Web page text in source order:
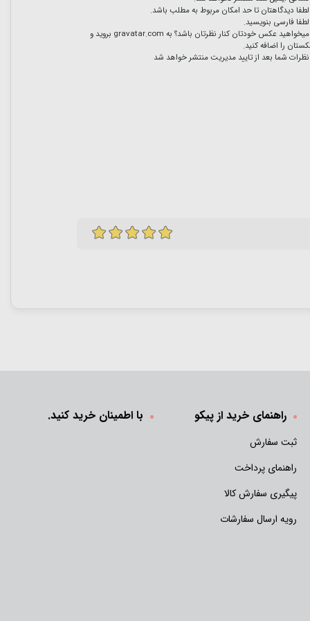
دیدگاهتان تا حد امکان مربوط به مطلب باشد.
فارسی بنویسید.
عکس خودتان کنار نظرتان باشد؟ به gravatar.com بروید و
را اضافه کنید.
شما بعد از تایید مدیریت منتشر خواهد شد
راهنمای خرید از پیکو
ثبت سفارش
راهنمای پرداخت
پیگیری سفارش کالا
رویه ارسال سفارشات
با اطمینان خرید کنید.